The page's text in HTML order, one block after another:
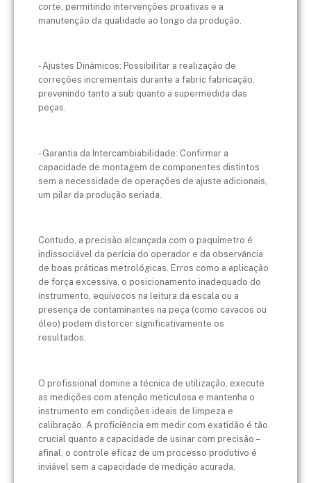
corte, permitindo intervenções proativas e a
manutenção da qualidade ao longo da produção.
- Ajustes Dinâmicos: Possibilitar a realização de
correções incrementais durante a fabric fabricação,
prevenindo tanto a sub quanto a supermedida das
peças.
- Garantia da Intercambiabilidade: Confirmar a
capacidade de montagem de componentes distintos
sem a necessidade de operações de ajuste adicionais,
um pilar da produção seriada.
Contudo, a precisão alcançada com o paquímetro é
indissociável da perícia do operador e da observância
de boas práticas metrológicas. Erros como a aplicação
de força excessiva, o posicionamento inadequado do
instrumento, equívocos na leitura da escala ou a
presença de contaminantes na peça (como cavacos ou
óleo) podem distorcer significativamente os
resultados.
O profissional domine a técnica de utilização, execute
as medições com atenção meticulosa e mantenha o
instrumento em condições ideais de limpeza e
calibração. A proficiência em medir com exatidão é tão
crucial quanto a capacidade de usinar com precisão –
afinal, o controle eficaz de um processo produtivo é
inviável sem a capacidade de medição acurada.